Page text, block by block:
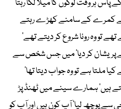
ہر وقت لوگوں کا میلا لگا رہتا
کمرے کے سامنے کھڑے رہتے
تو وہ رونا شروع کر دیتے تھے‘
پریشان کر دیا‘ میں جس شخص سے
ملتا ہے تو وہ جواب دیتا تھا‘
ہیں‘ ہمارے سینے میں ٹھنڈ پڑ
سے پوچھ لیا‘ آپ کون ہیں اور آپ کو